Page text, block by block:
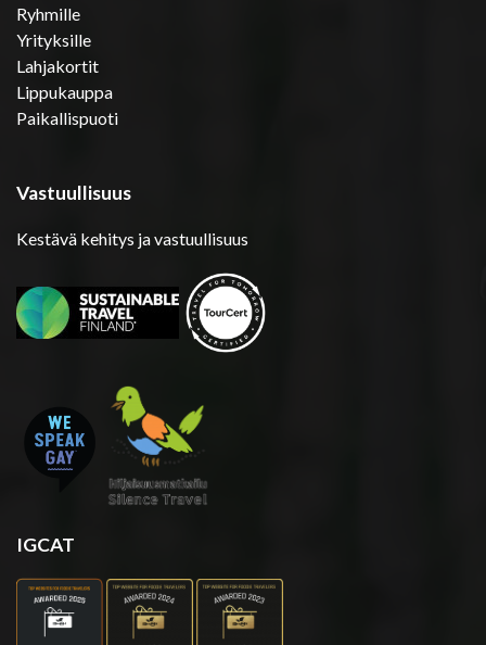
Ryhmille
Yrityksille
Lahjakortit
Lippukauppa
Paikallispuoti
Vastuullisuus
Kestävä kehitys ja vastuullisuus
IGCAT